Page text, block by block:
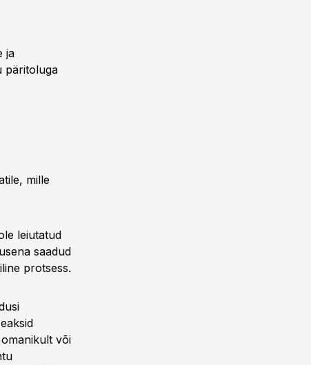
ja
päritoluga
mille
leiutatud
saadud
protsess.
või